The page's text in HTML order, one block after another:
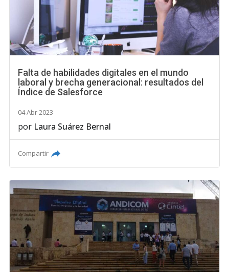
Falta de habilidades digitales en el mundo
laboral y brecha generacional: resultados del
Índice de Salesforce
04 Abr 2023
por Laura Suárez Bernal
Compartir